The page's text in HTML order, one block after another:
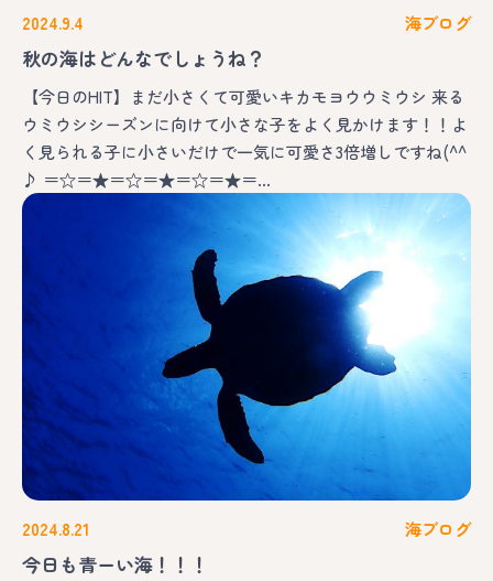
2024.9.4 海ブログ
秋の海はどんなでしょうね？
【今日のHIT】まだ小さくて可愛いキカモヨウウミウシ 来る
ウミウシシーズンに向けて小さな子をよく見かけます！！よ
く見られる子に小さいだけで一気に可愛さ3倍増しですね(^^
♪ ＝☆＝★＝☆＝★＝☆＝★＝…
2024.8.21 海ブログ
今日も青ーい海！！！